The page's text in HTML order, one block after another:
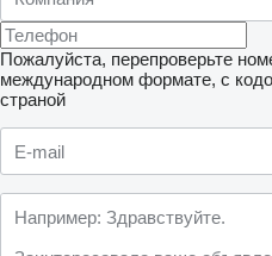
Пожалуйста, перепроверьте
международном формате, с
страной